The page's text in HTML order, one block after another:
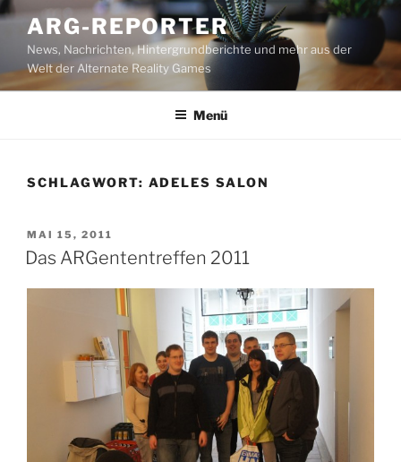
Zum
Inhalt
springen
ARG-REPORTER
News, Nachrichten, Hintergrundberichte und mehr aus der
Welt der Alternate Reality Games
Menü
SCHLAGWORT: ADELES SALON
VERÖFFENTLICHT
AM
MAI 15, 2011
Das ARGententreffen 2011